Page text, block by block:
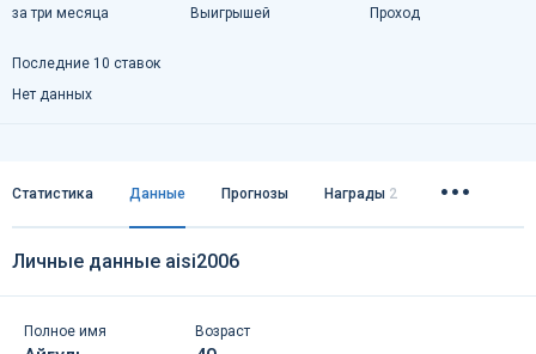
за три месяца Выигрышей Проход
Последние 10 ставок
Нет данных
Статистика Данные Прогнозы Награды 2
Личные данные aisi2006
Полное имя Возраст